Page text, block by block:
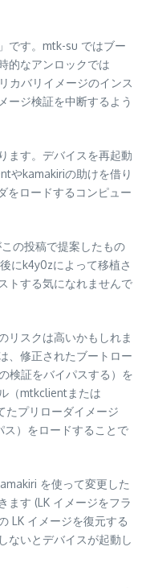
です。mtk-su ではブー
的なアンロックでは
カバリイメージのインス
ージ検証を中断するよう
ます。デバイスを再起動
やkamakiriの助けを借り
をロードするコンピュー
の投稿で提案したもの
にk4y0zによって移植さ
トする気になれませんで
リスクは高いかもしれま
、修正されたブートロー
検証をバイパスする）を
（mtkclientまたは
たプリローダイメージ
ス）をロードすることで
を使って変更した
ます (LK イメージをフラ
LK イメージを復元する
ないとデバイスが起動し